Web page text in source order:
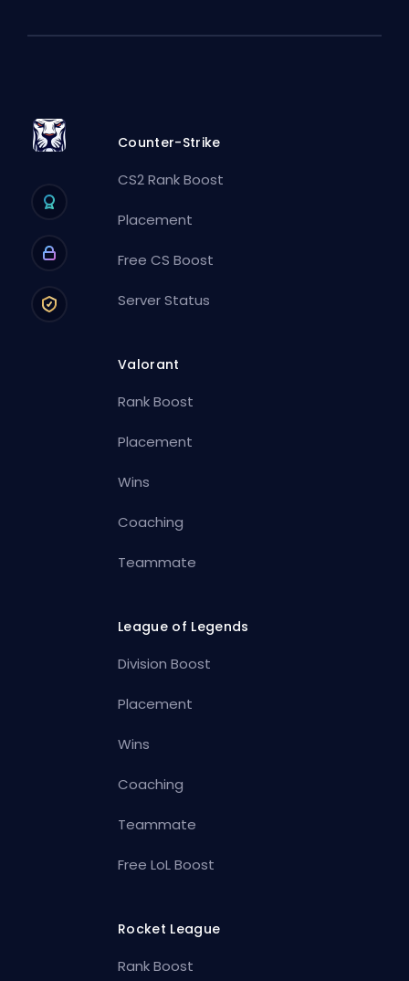
Counter-Strike
CS2 Rank Boost
Placement
Free CS Boost
Server Status
Valorant
Rank Boost
Placement
Wins
Coaching
Teammate
League of Legends
Division Boost
Placement
Wins
Coaching
Teammate
Free LoL Boost
Rocket League
Rank Boost